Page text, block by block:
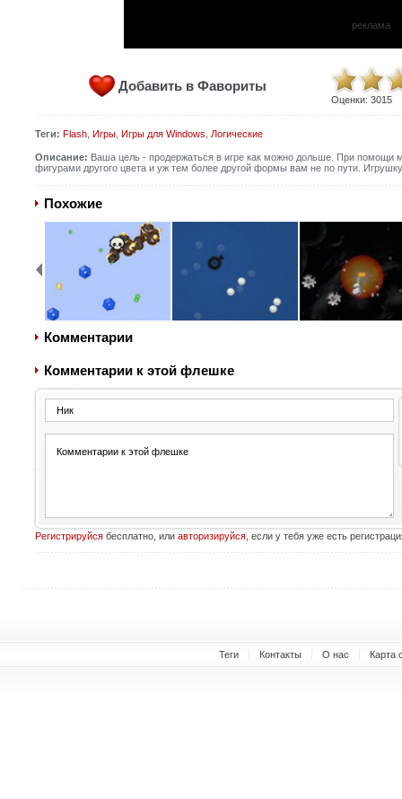
реклама
Добавить в Фавориты
Оценки: 3015
Теги: Flash, Игры, Игры для Windows Логические
Описание: Ваша цель - продержаться в игре как можно дольше. При помощи
фигурами другого цвета и уж тем более другой формы вам не по пути.
Похожие
Комментарии
Комментарии к этой флешке
Регистрируйсябесплатно, или авторизируйся, если у тебя уже есть
Теги Контакты О нас Карта